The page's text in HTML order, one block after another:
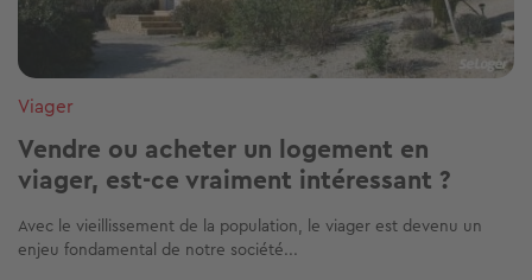
Viager
Vendre ou acheter un logement en
viager, est-ce vraiment intéressant ?
Avec le vieillissement de la population, le viager est devenu un
enjeu fondamental de notre société...